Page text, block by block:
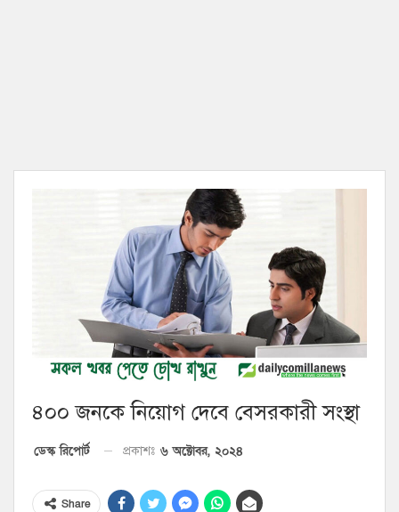
৪০০ জনকে নিয়োগ দেবে বেসরকারী সংস্থা
ডেস্ক রিপোর্ট প্রকাশঃ ৬ অক্টোবর, ২০২৪
Share